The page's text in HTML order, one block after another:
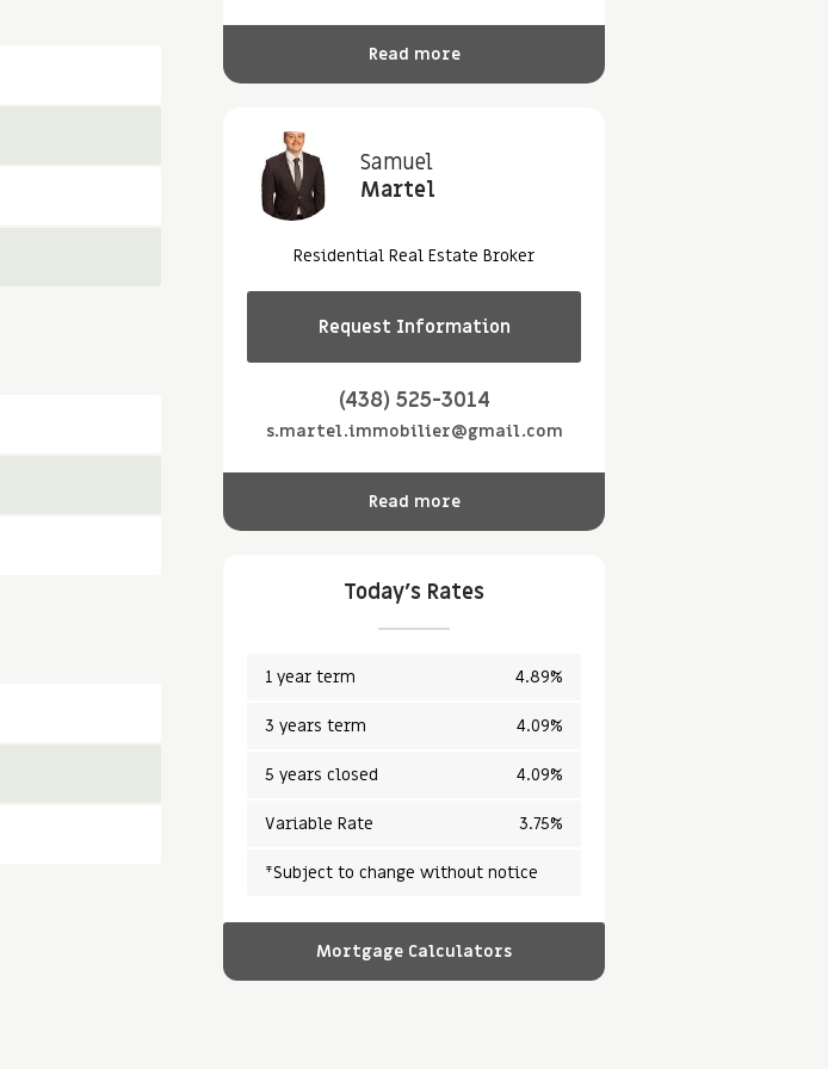
Read more
Samuel
Martel
Residential Real Estate Broker
Request Information
(438) 525-3014
s.martel.immobilier@gmail.com
Read more
Today's Rates
1 year term 4.89%
3 years term 4.09%
5 years closed 4.09%
Variable Rate 3.75%
*Subject to change without notice
Mortgage Calculators